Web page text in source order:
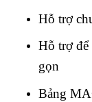
Hỗ trợ
Hỗ trợ để
gọn
Bảng